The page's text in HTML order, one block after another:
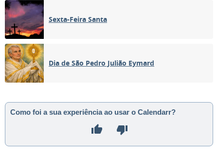
Sexta-Feira Santa
Dia de São Pedro Julião Eymard
Como foi a sua experiência ao usar o Calendarr?